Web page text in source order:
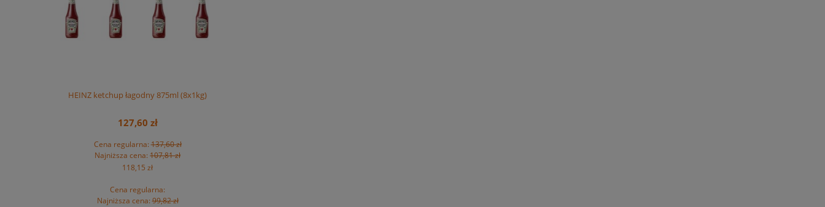
HEINZ ketchup łagodny 875ml (8x1kg)
127,60 zł
Cena regularna:137,60 zł
Najniższa cena: 107,81 zł
118,15 zł
Cena regularna:
Najniższa cena:99,82 zł